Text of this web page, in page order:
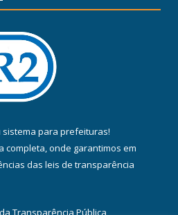
sistema para prefeituras!
completa, onde garantimos em
das leis de transparência